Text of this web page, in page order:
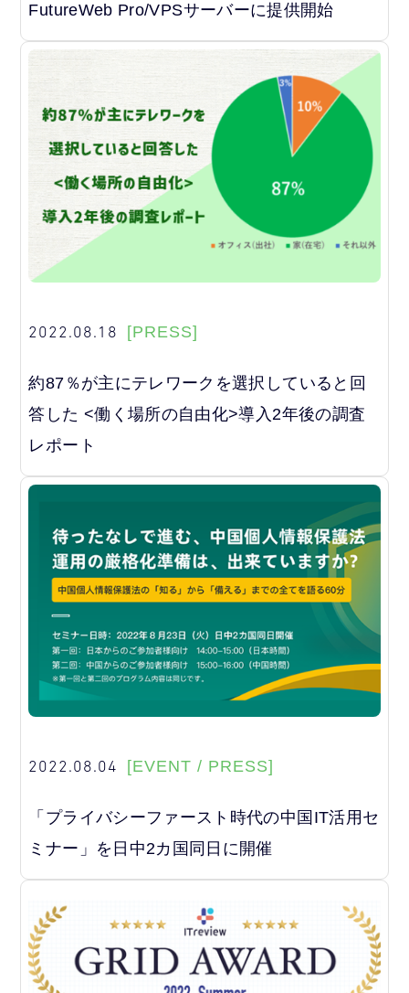
FutureWeb Pro/VPSサーバーに提供開始
2022.08.18 [PRESS]
約87％が主にテレワークを選択していると回
答した <働く場所の自由化>導入2年後の調査
レポート
2022.08.04 [EVENT / PRESS]
「プライバシーファースト時代の中国IT活用セ
ミナー」を日中2カ国同日に開催